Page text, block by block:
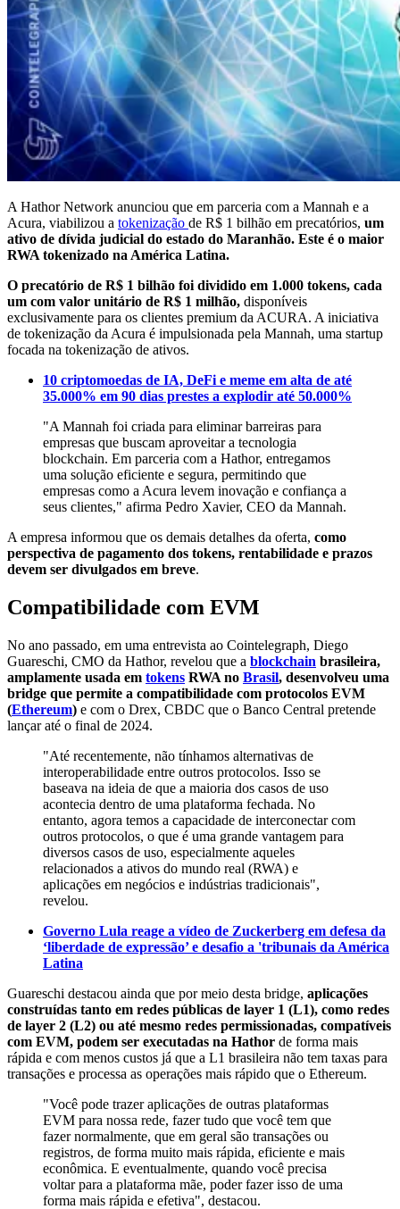
A Hathor Network anunciou que em parceria com a Mannah e a
Acura, viabilizou a tokenização de R$ 1 bilhão em precatórios, um
ativo de dívida judicial do estado do Maranhão. Este é o maior
RWA tokenizado na América Latina.
O precatório de R$ 1 bilhão foi dividido em 1.000 tokens, cada
um com valor unitário de R$ 1 milhão, disponíveis
exclusivamente para os clientes premium da ACURA. A iniciativa
de tokenização da Acura é impulsionada pela Mannah, uma startup
focada na tokenização de ativos.
10 criptomoedas de IA, DeFi e meme em alta de até
35.000% em 90 dias prestes a explodir até 50.000%
"A Mannah foi criada para eliminar barreiras para
empresas que buscam aproveitar a tecnologia
blockchain. Em parceria com a Hathor, entregamos
uma solução eficiente e segura, permitindo que
empresas como a Acura levem inovação e confiança a
seus clientes," afirma Pedro Xavier, CEO da Mannah.
A empresa informou que os demais detalhes da oferta, como
perspectiva de pagamento dos tokens, rentabilidade e prazos
devem ser divulgados em breve.
Compatibilidade com EVM
No ano passado, em uma entrevista ao Cointelegraph, Diego
Guareschi, CMO da Hathor, revelou que a blockchain brasileira,
amplamente usada em tokens RWA no Brasil, desenvolveu uma
bridge que permite a compatibilidade com protocolos EVM
(Ethereum) e com o Drex, CBDC que o Banco Central pretende
lançar até o final de 2024.
"Até recentemente, não tínhamos alternativas de
interoperabilidade entre outros protocolos. Isso se
baseava na ideia de que a maioria dos casos de uso
acontecia dentro de uma plataforma fechada. No
entanto, agora temos a capacidade de interconectar com
outros protocolos, o que é uma grande vantagem para
diversos casos de uso, especialmente aqueles
relacionados a ativos do mundo real (RWA) e
aplicações em negócios e indústrias tradicionais",
revelou.
Governo Lula reage a vídeo de Zuckerberg em defesa da
‘liberdade de expressão’ e desafio a 'tribunais da América
Latina
Guareschi destacou ainda que por meio desta bridge, aplicações
construídas tanto em redes públicas de layer 1 (L1), como redes
de layer 2 (L2) ou até mesmo redes permissionadas, compatíveis
com EVM, podem ser executadas na Hathor de forma mais
rápida e com menos custos já que a L1 brasileira não tem taxas para
transações e processa as operações mais rápido que o Ethereum.
"Você pode trazer aplicações de outras plataformas
EVM para nossa rede, fazer tudo que você tem que
fazer normalmente, que em geral são transações ou
registros, de forma muito mais rápida, eficiente e mais
econômica. E eventualmente, quando você precisa
voltar para a plataforma mãe, poder fazer isso de uma
forma mais rápida e efetiva", destacou.